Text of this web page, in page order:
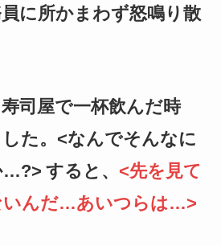
に所かまわず怒鳴り散
司屋で一杯飲んだ時
た。<なんでそんなに
…?> すると、 <先を見て
いんだ…あいつらは…>